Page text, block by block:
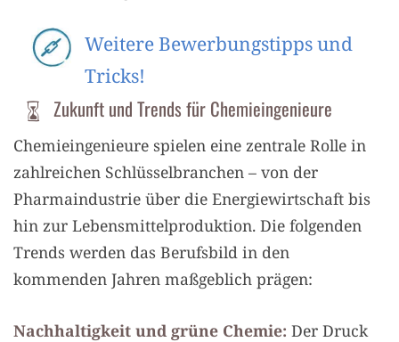
Weitere Bewerbungstipps und
Tricks!
Zukunft und Trends für Chemieingenieure
Chemieingenieure spielen eine zentrale Rolle in
zahlreichen Schlüsselbranchen – von der
Pharmaindustrie über die Energiewirtschaft bis
hin zur Lebensmittelproduktion. Die folgenden
Trends werden das Berufsbild in den
kommenden Jahren maßgeblich prägen:
Nachhaltigkeit und grüne Chemie: Der Druck